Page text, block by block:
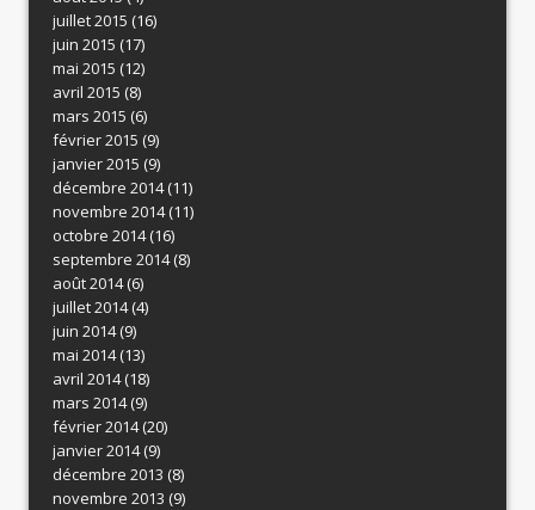
juillet 2015 (16)
juin 2015 (17)
mai 2015 (12)
avril 2015 (8)
mars 2015 (6)
février 2015 (9)
janvier 2015 (9)
décembre 2014(11)
novembre 2014(11)
octobre 2014(16)
septembre 2014(8)
août 2014(6)
juillet 2014(4)
juin 2014(9)
mai 2014(13)
avril 2014(18)
mars 2014(9)
février 2014(20)
janvier 2014(9)
décembre 2013 (8)
novembre 2013 (9)